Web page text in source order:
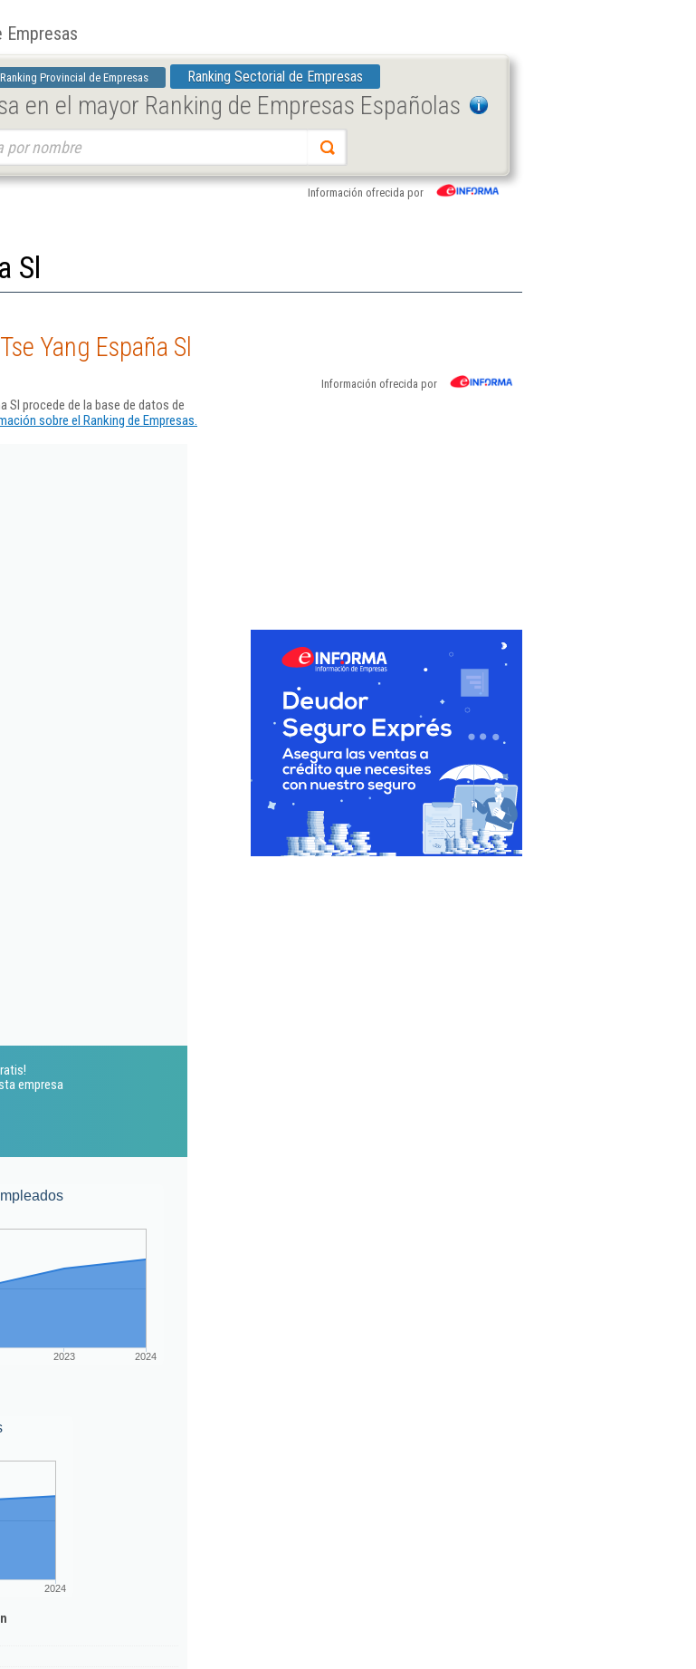
Empresas
Ranking Provincial de Empresas Ranking Sectorial de Empresas
en el mayor Ranking de Empresas Españolas
Información ofrecida por
Sl
Yang España Sl
Información ofrecida por
Sl procede de la base de datos de
sobre el Ranking de Empresas.
empresa
2023 2024
2024